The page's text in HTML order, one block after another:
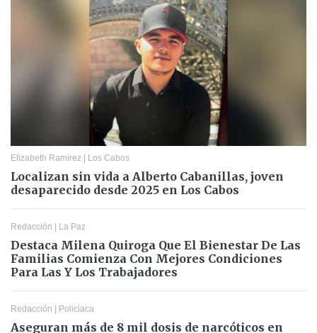
Elizabeth Ramírez Los Cabos
Localizan sin vida a Alberto Cabanillas, joven
desaparecido desde 2025 en Los Cabos
Redacción La Paz
Destaca Milena Quiroga Que El Bienestar De Las
Familias Comienza Con Mejores Condiciones
Para Las Y Los Trabajadores
Redacción Policiaca
Aseguran más de 8 mil dosis de narcóticos en